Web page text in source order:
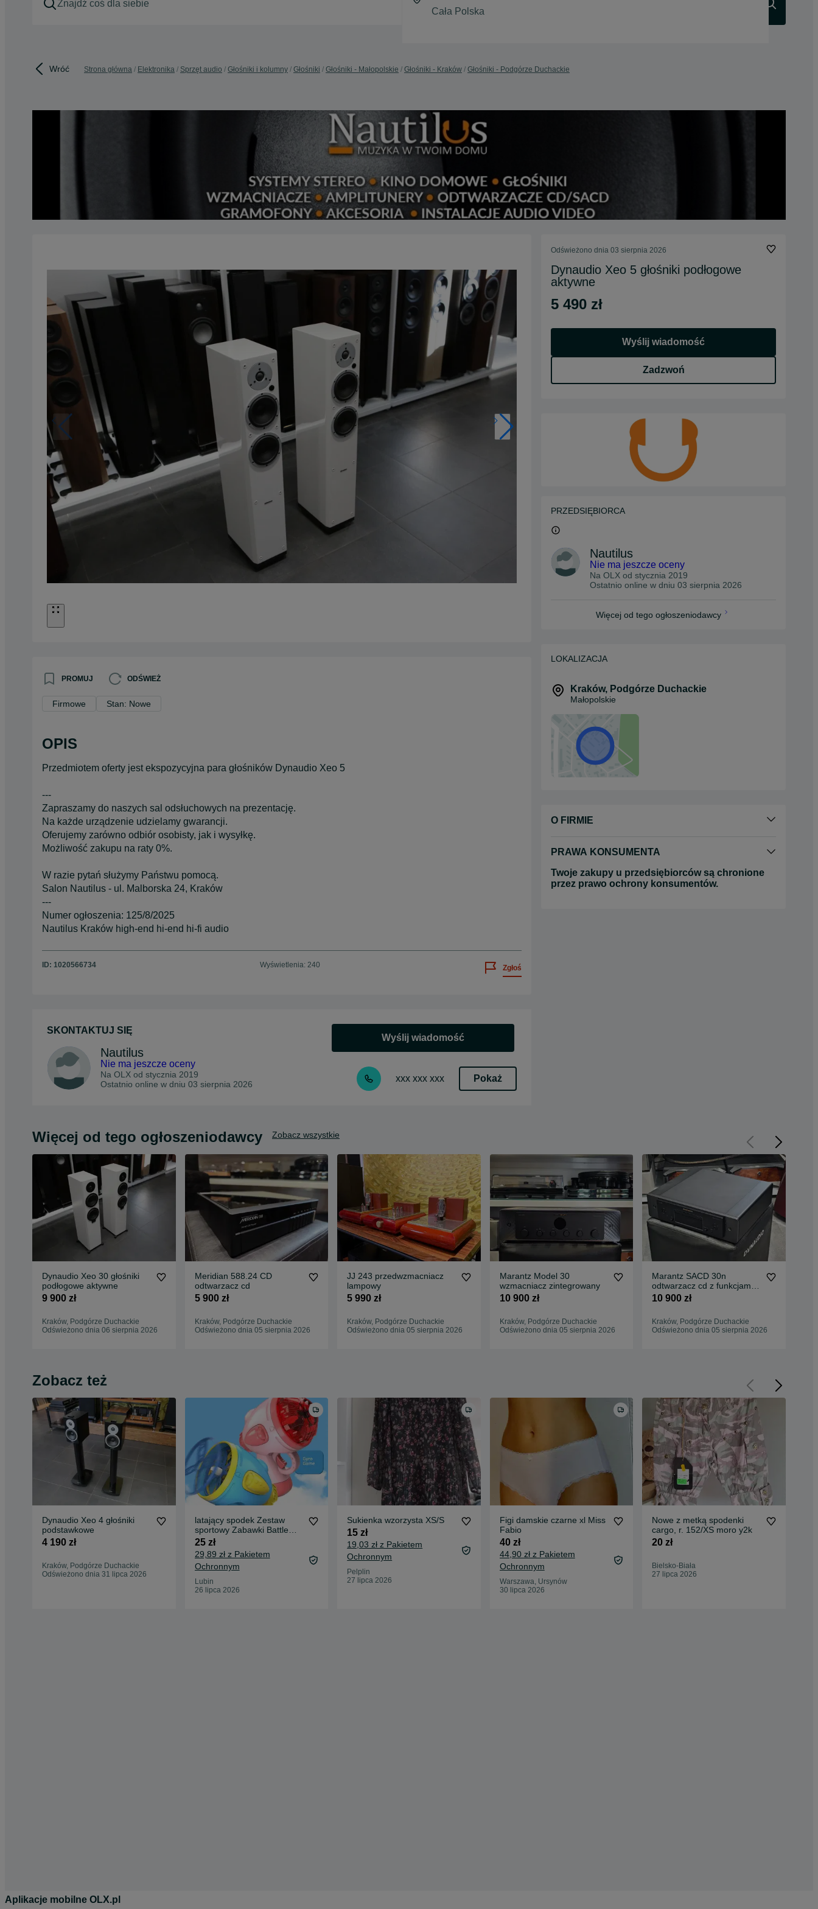
Wróć Strona główna Elektronika Sprzęt audio Głośniki i kolumny Głośniki Głośniki - Małopolskie Głośniki - Kraków Głośniki - Podgórze Duchackie
PROMUJ ODŚWIEŻ
Firmowe Stan: Nowe
OPIS
Przedmiotem oferty jest ekspozycyjna para głośników Dynaudio Xeo 5
---
Zapraszamy do naszych sal odsłuchowych na prezentację.
Na każde urządzenie udzielamy gwarancji.
Oferujemy zarówno odbiór osobisty, jak i wysyłkę.
Możliwość zakupu na raty 0%.
W razie pytań służymy Państwu pomocą.
Salon Nautilus - ul. Malborska 24, Kraków
---
Numer ogłoszenia: 125/8/2025
Nautilus Kraków high-end hi-end hi-fi audio
ID: 1020566734 Wyświetlenia: 240 Zgłoś
SKONTAKTUJ SIĘ
Nautilus
Nie ma jeszcze oceny
Na OLX od stycznia 2019
Ostatnio online w dniu 03 sierpnia 2026
Wyślij wiadomość
xxx xxx xxx Pokaż
Odświeżono dnia 03 sierpnia 2026
Dynaudio Xeo 5 głośniki podłogowe
aktywne
5 490 zł
Wyślij wiadomość
Zadzwoń
PRZEDSIĘBIORCA
Nautilus
Nie ma jeszcze oceny
Na OLX od stycznia 2019
Ostatnio online w dniu 03 sierpnia 2026
Więcej od tego ogłoszeniodawcy
LOKALIZACJA
Kraków, Podgórze Duchackie
Małopolskie
O FIRMIE
PRAWA KONSUMENTA
Twoje zakupy u przedsiębiorców są chronione
przez prawo ochrony konsumentów.
Więcej od tego ogłoszeniodawcy Zobacz wszystkie
Dynaudio Xeo 30 głośniki
podłogowe aktywne
9 900 zł
Kraków, Podgórze Duchackie
Odświeżono dnia 06 sierpnia 2026
Meridian 588.24 CD
odtwarzacz cd
5 900 zł
Kraków, Podgórze Duchackie
Odświeżono dnia 05 sierpnia 2026
JJ 243 przedwzmacniacz
lampowy
5 990 zł
Kraków, Podgórze Duchackie
Odświeżono dnia 05 sierpnia 2026
Marantz Model 30
wzmacniacz zintegrowany
10 900 zł
Kraków, Podgórze Duchackie
Odświeżono dnia 05 sierpnia 2026
Marantz SACD 30n
odtwarzacz cd z funkcjami
sieciowymi
10 900 zł
Kraków, Podgórze Duchackie
Odświeżono dnia 05 sierpnia 2026
Zobacz też
Dynaudio Xeo 4 głośniki
podstawkowe
4 190 zł
Kraków, Podgórze Duchackie
Odświeżono dnia 31 lipca 2026
latający spodek Zestaw
sportowy Zabawki Battle
Gyro dla dzieci
25 zł
29,89 zł z Pakietem
Ochronnym
Lubin
26 lipca 2026
Sukienka wzorzysta XS/S
15 zł
19,03 zł z Pakietem
Ochronnym
Pelplin
27 lipca 2026
Figi damskie czarne xl Miss
Fabio
40 zł
44,90 zł z Pakietem
Ochronnym
Warszawa, Ursynów
30 lipca 2026
Nowe z metką spodenki
cargo, r. 152/XS moro y2k
20 zł
Bielsko-Biała
27 lipca 2026
Aplikacje mobilne OLX.pl